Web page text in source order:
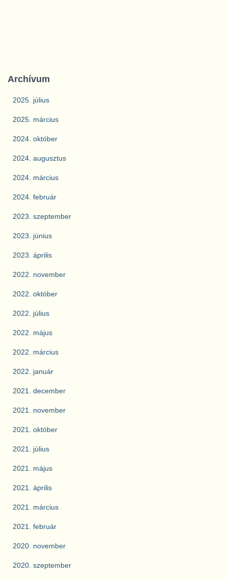
Archívum
2025. július
2025. március
2024. október
2024. augusztus
2024. március
2024. február
2023. szeptember
2023. június
2023. április
2022. november
2022. október
2022. július
2022. május
2022. március
2022. január
2021. december
2021. november
2021. október
2021. július
2021. május
2021. április
2021. március
2021. február
2020. november
2020. szeptember